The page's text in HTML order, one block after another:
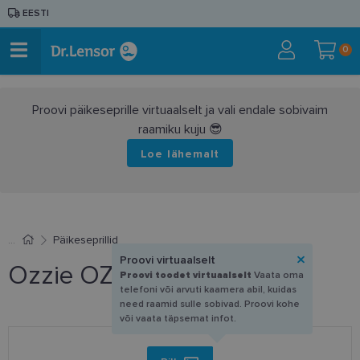
EESTI
0
Proovi päikeseprille virtuaalselt ja vali endale sobivaim
raamiku kuju 😎
Loe lähemalt
Päikeseprillid
Ozzie OZ 1005 P1
Proovi virtuaalselt
Proovi toodet virtuaalselt Vaata oma
telefoni või arvuti kaamera abil, kuidas
need raamid sulle sobivad. Proovi kohe
või vaata täpsemat infot.